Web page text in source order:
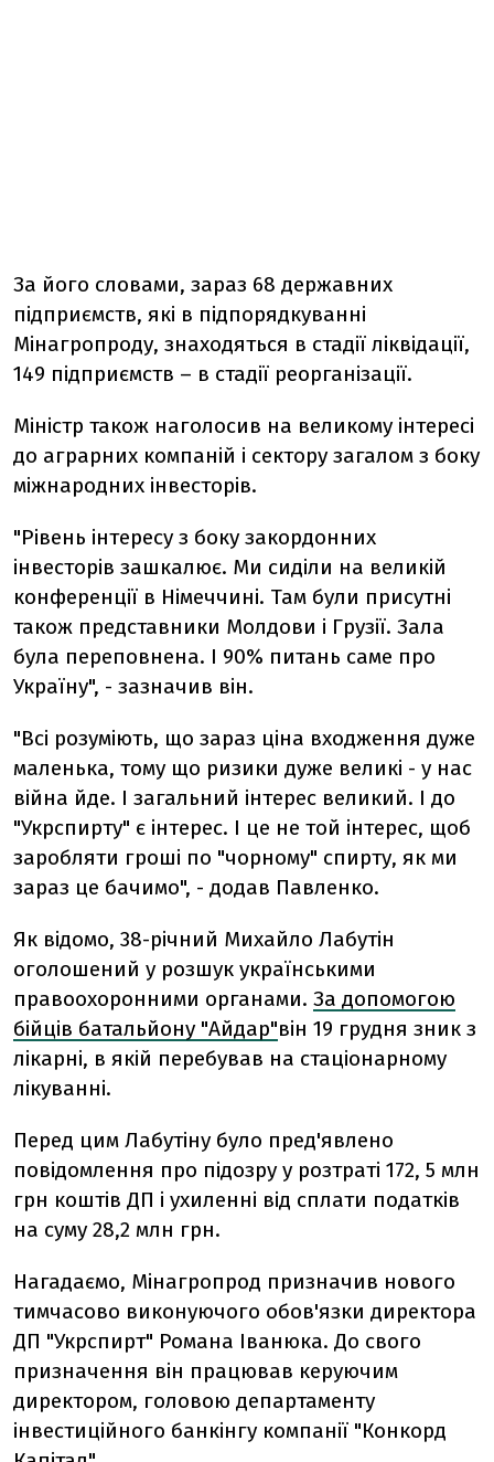
За його словами, зараз 68 державних
підприємств, які в підпорядкуванні
Мінагропроду, знаходяться в стадії ліквідації,
149 підприємств – в стадії реорганізації.
Міністр також наголосив на великому інтересі
до аграрних компаній і сектору загалом з боку
міжнародних інвесторів.
"Рівень інтересу з боку закордонних
інвесторів зашкалює. Ми сиділи на великій
конференції в Німеччині. Там були присутні
також представники Молдови і Грузії. Зала
була переповнена. І 90% питань саме про
Україну", - зазначив він.
"Всі розуміють, що зараз ціна входження дуже
маленька, тому що ризики дуже великі - у нас
війна йде. І загальний інтерес великий. І до
"Укрспирту" є інтерес. І це не той інтерес, щоб
заробляти гроші по "чорному" спирту, як ми
зараз це бачимо", - додав Павленко.
Як відомо, 38-річний Михайло Лабутін
оголошений у розшук українськими
правоохоронними органами. За допомогою
бійців батальйону "Айдар"він 19 грудня зник з
лікарні, в якій перебував на стаціонарному
лікуванні.
Перед цим Лабутіну було пред'явлено
повідомлення про підозру у розтраті 172, 5 млн
грн коштів ДП і ухиленні від сплати податків
на суму 28,2 млн грн.
Нагадаємо, Мінагропрод призначив нового
тимчасово виконуючого обов'язки директора
ДП "Укрспирт" Романа Іванюка. До свого
призначення він працював керуючим
директором, головою департаменту
інвестиційного банкінгу компанії "Конкорд